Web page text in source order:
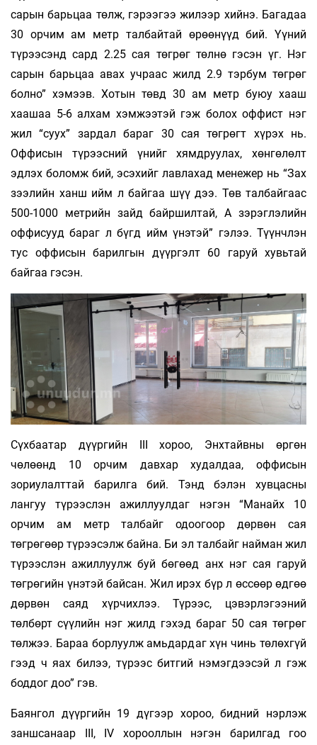
сарын барь­цаа төлж, гэрээгээ жилээр хийнэ. Багадаа
30 орчим ам метр талбайтай өрөөнүүд бий. Үүний
түрээсэнд сард 2.25 сая төгрөг төлнө гэсэн үг. Нэг
сарын барьцаа авах учраас жилд 2.9 тэр­бум төгрөг
болно” хэмээв. Хотын төвд 30 ам метр буюу хааш
хаашаа 5-6 алхам хэмжээтэй гэж болох оффист нэг
жил “суух” зардал бараг 30 сая төгрөгт хүрэх нь.
Оффисын тү­рээсний үнийг хямдруулах, хөнгөлөлт
эдлэх бо­ломж бий, эсэхийг лавлахад менежер нь “Зах
зээлийн ханш ийм л байгаа шүү дээ. Төв талбайгаас
500-1000 метрийн зайд байршилтай, А зэрэглэлийн
оффисууд бараг л бүгд ийм үнэтэй” гэлээ. Түүнчлэн
тус оффисын барилгын дүүргэлт 60 гаруй хувьтай
байгаа гэсэн.
Сүхбаатар дүүргийн III хороо, Энхтайвны өр­гөн
чөлөөнд 10 орчим давхар худалдаа, оффисын
зориулалттай барилга бий. Тэнд бэлэн хув­цасны
лангуу түрээслэн ажиллуулдаг нэгэн “Манайх 10
орчим ам метр талбайг одоогоор дөр­вөн сая
төгрөгөөр түрээсэлж байна. Би эл талбайг найман жил
түрээслэн ажиллуулж буй бөгөөд анх нэг сая гаруй
төгрөгийн үнэтэй байсан. Жил ирэх бүр л өссөөр өдгөө
дөрвөн саяд хүрчихлээ. Түрээс, цэвэрлэгээний
төлбөрт сүүлийн нэг жилд гэхэд бараг 50 сая төгрөг
төлжээ. Бараа борлуулж амьдардаг хүн чинь төлөх­гүй
гээд ч яах билээ, түрээс битгий нэ­мэгдээсэй л гэж
боддог доо” гэв.
Баянгол дүүргийн 19 дүгээр хороо, бидний нэр­лэж
заншсанаар III, IV хорооллын нэгэн барилгад гоо